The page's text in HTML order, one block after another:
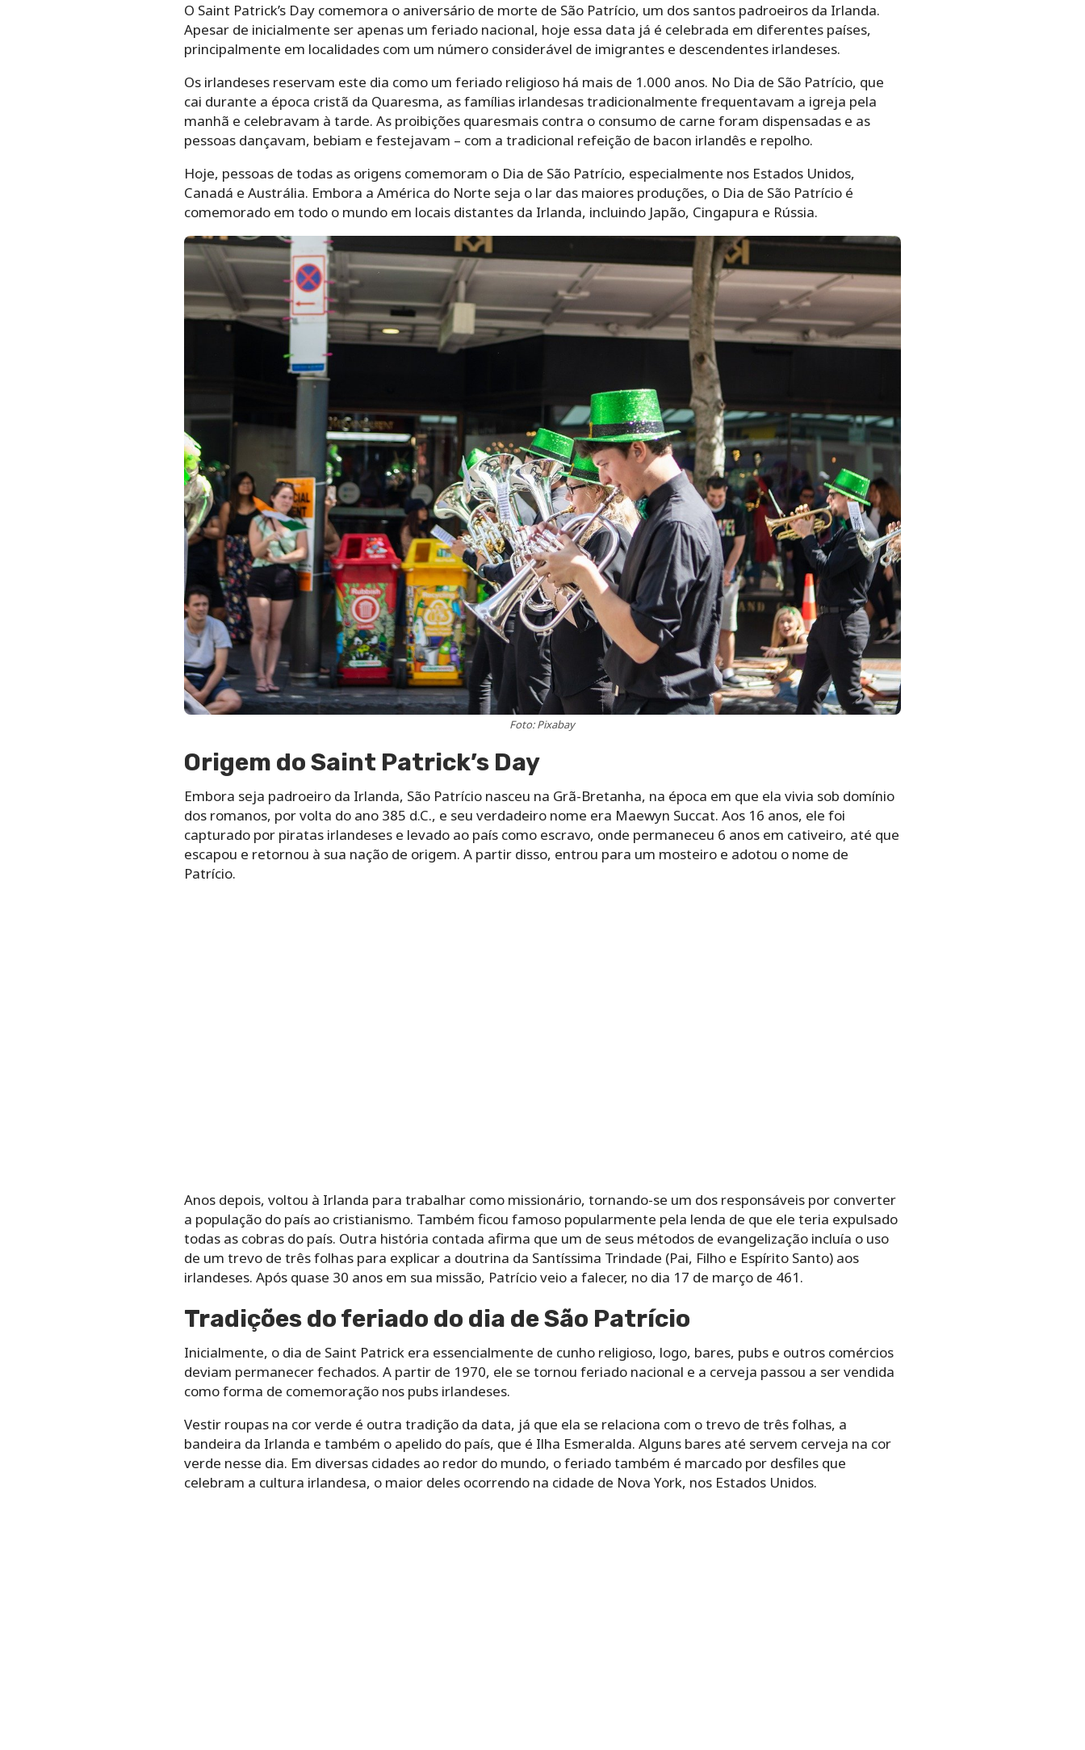
O Saint Patrick’s Day comemora o aniversário de morte de São Patrício, um dos santos padroeiros da Irlanda.
Apesar de inicialmente ser apenas um feriado nacional, hoje essa data já é celebrada em diferentes países,
principalmente em localidades com um número considerável de imigrantes e descendentes irlandeses.
Os irlandeses reservam este dia como um feriado religioso há mais de 1.000 anos. No Dia de São Patrício, que
cai durante a época cristã da Quaresma, as famílias irlandesas tradicionalmente frequentavam a igreja pela
manhã e celebravam à tarde. As proibições quaresmais contra o consumo de carne foram dispensadas e as
pessoas dançavam, bebiam e festejavam – com a tradicional refeição de bacon irlandês e repolho.
Hoje, pessoas de todas as origens comemoram o Dia de São Patrício, especialmente nos Estados Unidos,
Canadá e Austrália. Embora a América do Norte seja o lar das maiores produções, o Dia de São Patrício é
comemorado em todo o mundo em locais distantes da Irlanda, incluindo Japão, Cingapura e Rússia.
Foto: Pixabay
Origem do Saint Patrick’s Day
Embora seja padroeiro da Irlanda, São Patrício nasceu na Grã-Bretanha, na época em que ela vivia sob domínio
dos romanos, por volta do ano 385 d.C., e seu verdadeiro nome era Maewyn Succat. Aos 16 anos, ele foi
capturado por piratas irlandeses e levado ao país como escravo, onde permaneceu 6 anos em cativeiro, até que
escapou e retornou à sua nação de origem. A partir disso, entrou para um mosteiro e adotou o nome de
Patrício.
Anos depois, voltou à Irlanda para trabalhar como missionário, tornando-se um dos responsáveis por converter
a população do país ao cristianismo. Também ficou famoso popularmente pela lenda de que ele teria expulsado
todas as cobras do país. Outra história contada afirma que um de seus métodos de evangelização incluía o uso
de um trevo de três folhas para explicar a doutrina da Santíssima Trindade (Pai, Filho e Espírito Santo) aos
irlandeses. Após quase 30 anos em sua missão, Patrício veio a falecer, no dia 17 de março de 461.
Tradições do feriado do dia de São Patrício
Inicialmente, o dia de Saint Patrick era essencialmente de cunho religioso, logo, bares, pubs e outros comércios
deviam permanecer fechados. A partir de 1970, ele se tornou feriado nacional e a cerveja passou a ser vendida
como forma de comemoração nos pubs irlandeses.
Vestir roupas na cor verde é outra tradição da data, já que ela se relaciona com o trevo de três folhas, a
bandeira da Irlanda e também o apelido do país, que é Ilha Esmeralda. Alguns bares até servem cerveja na cor
verde nesse dia. Em diversas cidades ao redor do mundo, o feriado também é marcado por desfiles que
celebram a cultura irlandesa, o maior deles ocorrendo na cidade de Nova York, nos Estados Unidos.